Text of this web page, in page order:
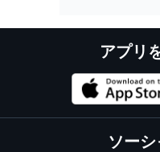
アプリ
ソー